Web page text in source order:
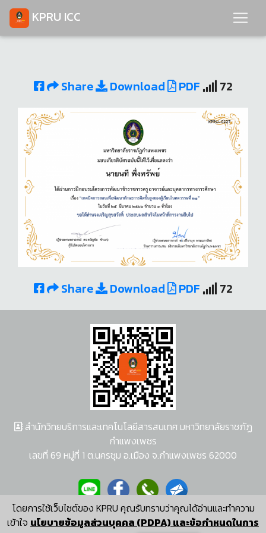
KPRU ICC
Share Download PDF 72
Share Download PDF 72
โดยการใช้เว็บไซต์ของ KPRU คุณรับทราบว่าคุณได้อ่านและทำความ
เข้าใจ นโยบายข้อมูลส่วนบุคคล (PDPA) และข้อกำหนดในการ
สำนักวิทยบริการและเทคโนโลยีสารสนเทศ มหาวิทยาลัยราชภัฏ
กำแพงเพชร
เลขที่ 69 หมู่ที่ 1 ต.นครชุม อ.เมือง จ.กำแพงเพชร 62000
ผู้พัฒนาระบบ อนุชา พวงผกา